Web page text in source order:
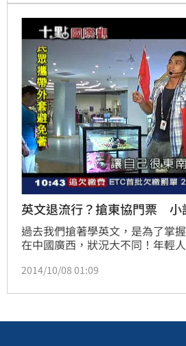
系，開始夯了起來，坊間出現泰
班，正規大學其實也從幾年前，
系、學程班，以政大來說，七年
人增加了三倍。
英文退流行？搶東協門票 小
過去我們搶著學英文，是為了掌
在中國廣西，狀況大不同！年輕
語、泰語等等。這些過去被認為冷
不但工作立刻找上門,薪水還翻兩
班事業，可是要提前到南寧來卡
2014/10/08 01:09